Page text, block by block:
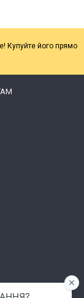
Купуйте його прямо